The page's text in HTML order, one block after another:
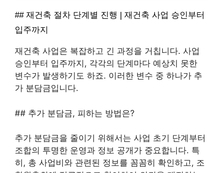
## 재건축 절차 단계별 진행 | 재건축 사업 승인부터
입주까지
재건축 사업은 복잡하고 긴 과정을 거칩니다. 사업
승인부터 입주까지, 각각의 단계마다 예상치 못한
변수가 발생하기도 하죠. 이러한 변수 중 하나가 추
가 분담금입니다.
## 추가 분담금, 피하는 방법은?
추가 분담금을 줄이기 위해서는 사업 초기 단계부터
조합의 투명한 운영과 정보 공개가 중요합니다. 특
히, 총 사업비와 관련된 정보를 꼼꼼히 확인하고, 조